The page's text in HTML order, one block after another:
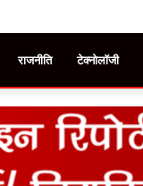
राजनीति टेक्नोलॉजी